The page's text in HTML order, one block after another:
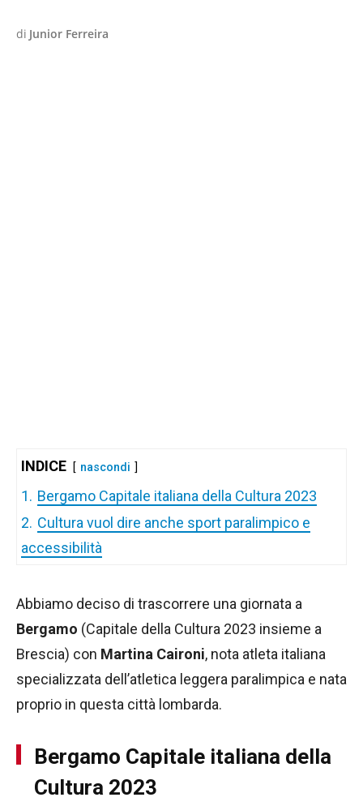
di Junior Ferreira
INDICE nascondi
1. Bergamo Capitale italiana della Cultura 2023
2. Cultura vuol dire anche sport paralimpico e
accessibilità
Abbiamo deciso di trascorrere una giornata a
Bergamo (Capitale della Cultura 2023 insieme a
Brescia) con Martina Caironi, nota atleta italiana
specializzata dell’atletica leggera paralimpica e nata
proprio in questa città lombarda.
Bergamo Capitale italiana della
Cultura 2023